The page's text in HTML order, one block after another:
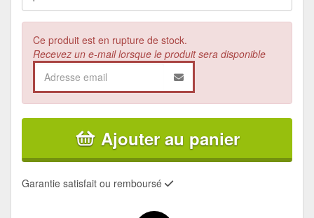
Ce produit est en rupture de stock.
Recevez un e-mail lorsque le produit sera disponible
Ajouter au panier
Garantie satisfait ou remboursé